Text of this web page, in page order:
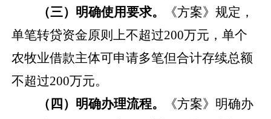
（三）明确使用要求。
《方案》规定，
单笔转贷资金原则上不超过200万元，单个
农牧业借款主体可申请多笔但合计存续总额
不超过200万元。
（四）明确办理流程。
《方案》明确办